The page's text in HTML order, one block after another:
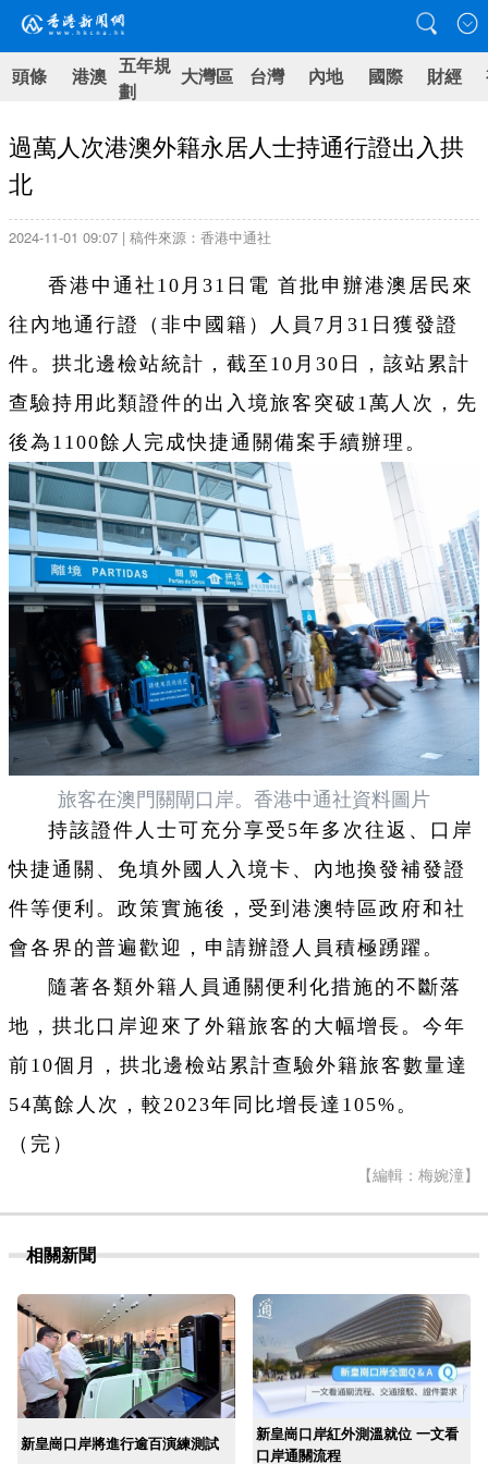
頭條 港澳 五年規
劃
大灣區 台灣 內地 國際 財經
過萬人次港澳外籍永居人士持通行證出入拱
北
2024-11-01 09:07 | 稿件來源：香港中通社
香港中通社10月31日電 首批申辦港澳居民來
往內地通行證（非中國籍）人員7月31日獲發證
件。拱北邊檢站統計，截至10月30日，該站累計
查驗持用此類證件的出入境旅客突破1萬人次，先
後為1100餘人完成快捷通關備案手續辦理。
旅客在澳門關閘口岸。香港中通社資料圖片
持該證件人士可充分享受5年多次往返、口岸
快捷通關、免填外國人入境卡、內地換發補發證
件等便利。政策實施後，受到港澳特區政府和社
會各界的普遍歡迎，申請辦證人員積極踴躍。
隨著各類外籍人員通關便利化措施的不斷落
地，拱北口岸迎來了外籍旅客的大幅增長。今年
前10個月，拱北邊檢站累計查驗外籍旅客數量達
54萬餘人次，較2023年同比增長達105%。
（完）
【編輯：梅婉潼】
相關新聞
新皇崗口岸將進行逾百演練測試
新皇崗口岸紅外測溫就位 一文看
口岸通關流程